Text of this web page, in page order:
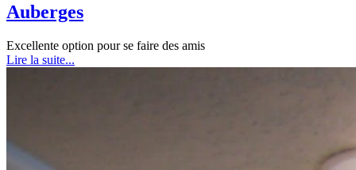
Auberges
Excellente option pour se faire des amis
Lire la suite...